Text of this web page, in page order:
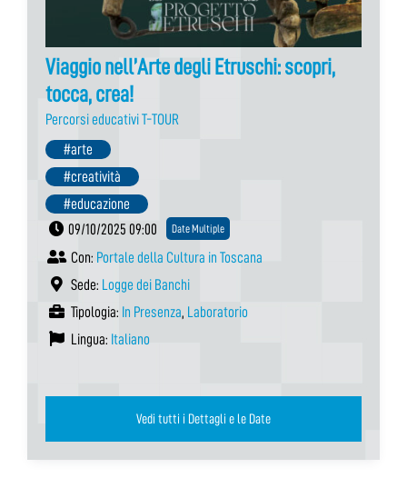
Viaggio nell’Arte degli Etruschi: scopri,
tocca, crea!
Percorsi educativi T-TOUR
#arte
#creatività
#educazione
09/10/2025 09:00
Date Multiple
Con: Portale della Cultura in Toscana
Sede: Logge dei Banchi
Tipologia: In Presenza, Laboratorio
Lingua: Italiano
Vedi tutti i Dettagli e le Date